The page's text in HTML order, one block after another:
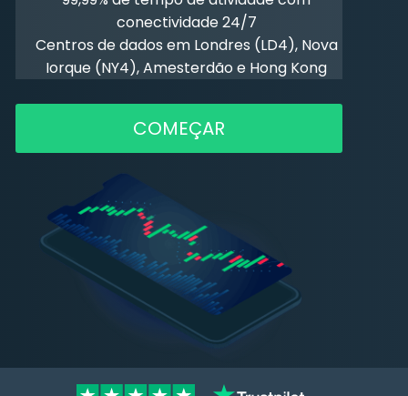
conectividade 24/7
Centros de dados em Londres (LD4), Nova
Iorque (NY4), Amesterdão e Hong Kong
COMEÇAR